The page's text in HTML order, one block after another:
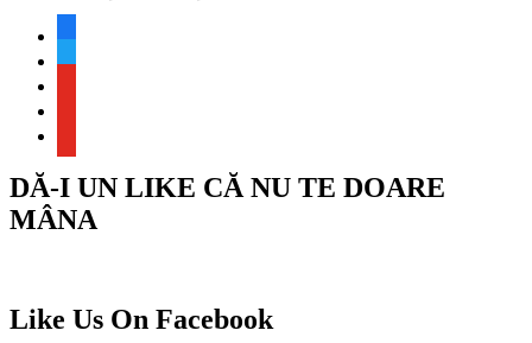
DĂ-I UN LIKE CĂ NU TE DOARE
MÂNA
Like Us On Facebook